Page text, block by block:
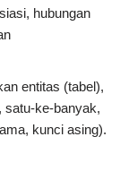
hubungan
entitas (tabel),
satu-ke-banyak,
kunci asing).